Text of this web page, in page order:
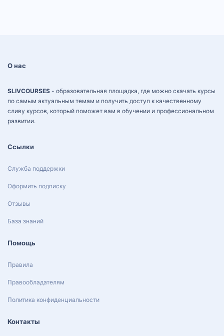
О нас
SLIVCOURSES - образовательная площадка, где можно скачать курсы
по самым актуальным темам и получить доступ к качественному
сливу курсов, который поможет вам в обучении и профессиональном
развитии.
Ссылки
Служба поддержки
Оформить подписку
Отзывы
База знаний
Помощь
Правила
Правообладателям
Политика конфиденциальности
Контакты